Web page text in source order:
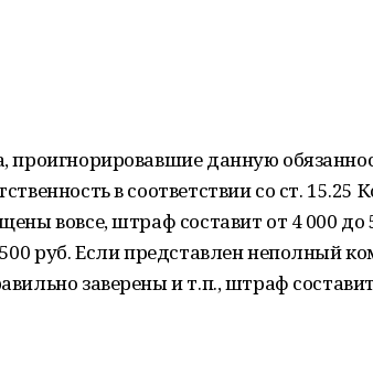
проигнорировавшие данную
в соответствии со ст.
вовсе, штраф составит от 4 000 до
руб. Если представлен неполный
заверены и т.п., штраф